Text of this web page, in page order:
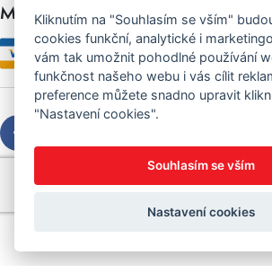
Možnosti platby
Copyright © 2026 Sedláček s.r.o.
Created byOLC Webdesign
Kliknutím na "Souhlasím se vším"
cookies funkční, analytické i
vám tak umožnit pohodlné používání
funkčnost našeho webu i vás cílit
preference můžete snadno upravit
"Nastavení cookies".
Souhlasím se vším
Nastavení cookies